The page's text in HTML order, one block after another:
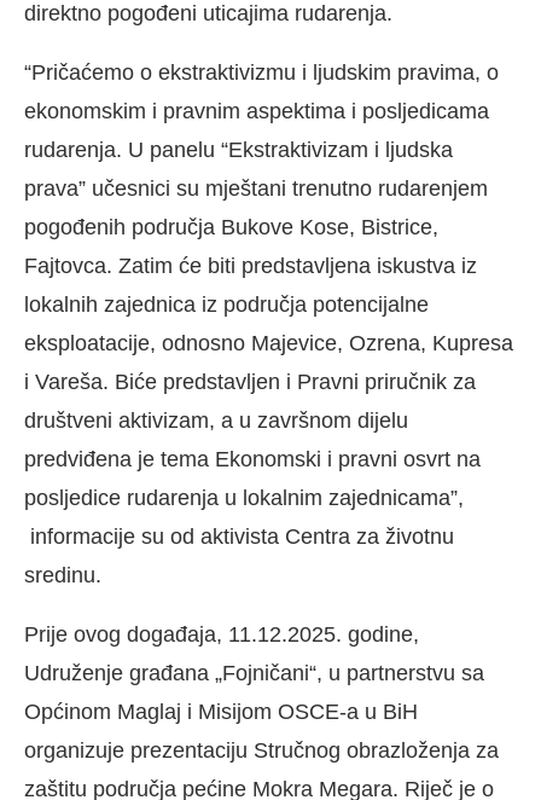
direktno pogođeni uticajima rudarenja.
“Pričaćemo o ekstraktivizmu i ljudskim pravima, o
ekonomskim i pravnim aspektima i posljedicama
rudarenja. U panelu “Ekstraktivizam i ljudska
prava” učesnici su mještani trenutno rudarenjem
pogođenih područja Bukove Kose, Bistrice,
Fajtovca. Zatim će biti predstavljena iskustva iz
lokalnih zajednica iz područja potencijalne
eksploatacije, odnosno Majevice, Ozrena, Kupresa
i Vareša. Biće predstavljen i Pravni priručnik za
društveni aktivizam, a u završnom dijelu
predviđena je tema Ekonomski i pravni osvrt na
posljedice rudarenja u lokalnim zajednicama”,
informacije su od aktivista Centra za životnu
sredinu.
Prije ovog događaja, 11.12.2025. godine,
Udruženje građana „Fojničani“, u partnerstvu sa
Općinom Maglaj i Misijom OSCE-a u BiH
organizuje prezentaciju Stručnog obrazloženja za
zaštitu područja pećine Mokra Megara. Riječ je o